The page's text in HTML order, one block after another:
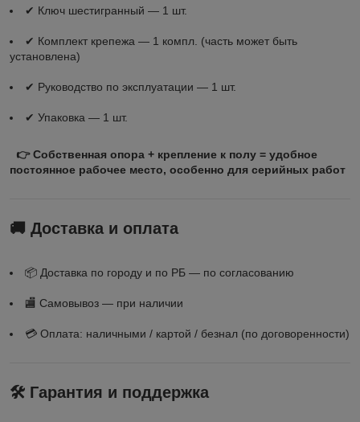
✔ Ключ шестигранный — 1 шт.
✔ Комплект крепежа — 1 компл. (часть может быть
установлена)
✔ Руководство по эксплуатации — 1 шт.
✔ Упаковка — 1 шт.
👉 Собственная опора + крепление к полу = удобное
постоянное рабочее место, особенно для серийных работ
🚚 Доставка и оплата
📦 Доставка по городу и по РБ — по согласованию
🏬 Самовывоз — при наличии
💳 Оплата: наличными / картой / безнал (по договоренности)
🛠 Гарантия и поддержка